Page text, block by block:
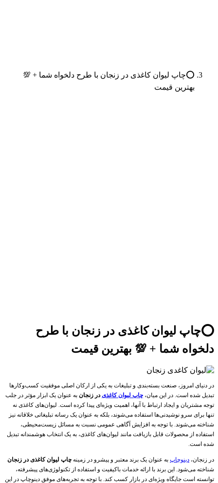
⭕️چاپ لیوان کاغذی در زنجان با طرح دلخواه شما + 💯
بهترین قیمت
⭕️چاپ لیوان کاغذی در زنجان با طرح
دلخواه شما + 💯 بهترین قیمت
در دنیای امروز، صنعت بسته‌بندی و تبلیغات به یکی از ارکان اصلی موفقیت کسب‌وکارها
تبدیل شده است. در این میان، چاپ لیوان کاغذیدر زنجان به عنوان یک ابزار مؤثر در جلب
توجه مشتریان و ایجاد ارتباط با آنها، اهمیت ویژه‌ای پیدا کرده است. لیوان‌های کاغذی نه
تنها برای سرو نوشیدنی‌ها استفاده می‌شوند، بلکه به عنوان یک رسانه تبلیغاتی خلاقانه نیز
شناخته می‌شوند. با توجه به افزایش آگاهی عمومی نسبت به مسائل زیست‌محیطی،
استفاده از محصولات قابل بازیافت مانند لیوان‌های کاغذی، به یک انتخاب هوشمندانه تبدیل
شده است.
در زنجان، دینوچاپ به عنوان یک برند معتبر و پیشرو در زمینه چاپ لیوان کاغذی در زنجان
شناخته می‌شود. این برند با ارائه خدمات باکیفیت و استفاده از تکنولوژی‌های پیشرفته،
توانسته است جایگاه ویژه‌ای در بازار کسب کند. با توجه به تجربه‌های موفق دینوچاپ در این